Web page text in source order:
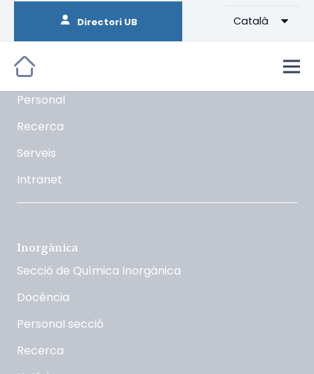
Directori UB Català
Orgànica
La Secció
Docència
Personal
Recerca
Serveis
Intranet
Inorgànica
Secció de Química Inorgànica
Docència
Personal secció
Recerca